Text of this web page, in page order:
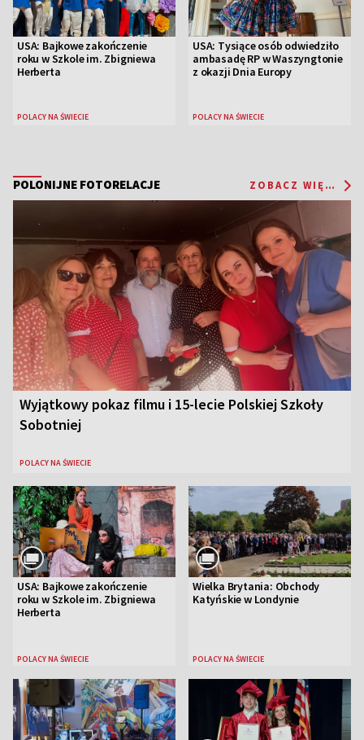
USA: Bajkowe zakończenie
roku w Szkole im. Zbigniewa
Herberta
POLACY NA ŚWIECIE
USA: Tysiące osób odwiedziło
ambasadę RP w Waszyngtonie
z okazji Dnia Europy
POLACY NA ŚWIECIE
POLONIJNE FOTORELACJE ZOBACZ WIĘCEJ
Wyjątkowy pokaz filmu i 15-lecie Polskiej Szkoły
Sobotniej
POLACY NA ŚWIECIE
USA: Bajkowe zakończenie
roku w Szkole im. Zbigniewa
Herberta
POLACY NA ŚWIECIE
Wielka Brytania: Obchody
Katyńskie w Londynie
POLACY NA ŚWIECIE